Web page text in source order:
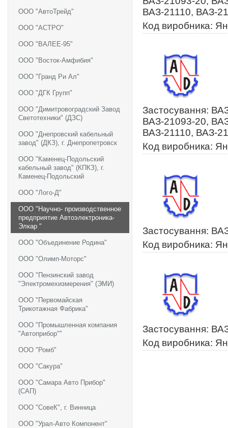
ООО "АвтоТрейд"
ООО "АСТРО"
ООО "ВАЛЕЕ-95"
ООО "Восток-Амфибия"
ООО "Гранд Ри Ал"
ООО "ДГК Групп"
ООО "Димитровоградский Завод
Светотехники" (ДЗС)
ООО "Днепровский кабельный
завод" (ДКЗ), г. Днепропетровск
ООО "Каменец-Подольский
кабельный завод" (КПКЗ), г.
Каменец-Подольский
ООО "Лого-Д"
ООО "Научно- производственное
предприятие Автоэлектроника-
Элкар "
ООО "Объединение Родина"
ООО "Олимп-Моторс"
ООО "Пензинский завод
"Электромехизмерения" (ЭМИ)
ООО "Первомайская
Трикотажная Фабрика"
ООО "Промышленная компания
"Автоприбор""
ООО "Ромб"
ООО "Сакура"
ООО "Самара Авто Прибор"
(САП)
ООО "СовеК", г. Винница
ООО "Урал-Авто Компонент"
ВАЗ-21110, ВАЗ-
Код виробника:
Застосування:
ВАЗ-21093-20,
ВАЗ-21110, ВАЗ-
Код виробника:
Застосування:
Код виробника:
Застосування:
Код виробника: